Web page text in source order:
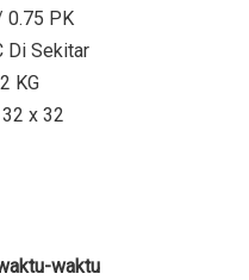
0.75 PK
Di Sekitar
KG
x 32
waktu